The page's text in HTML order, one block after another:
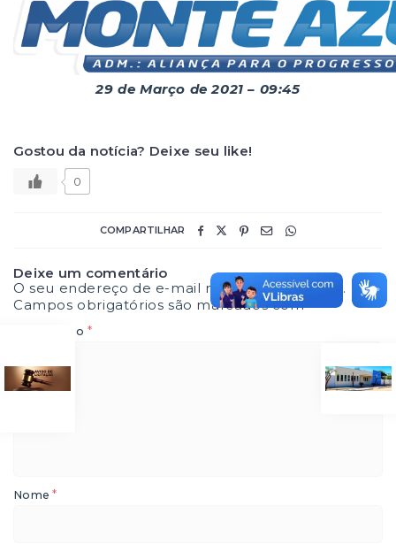
29 de Março de 2021 – 09:45
Gostou da notícia? Deixe seu like!
0
COMPARTILHAR
Deixe um comentário
O seu endereço de e-mail não será publicado.
Campos obrigatórios são marcados com*
Comentário *
Nome*